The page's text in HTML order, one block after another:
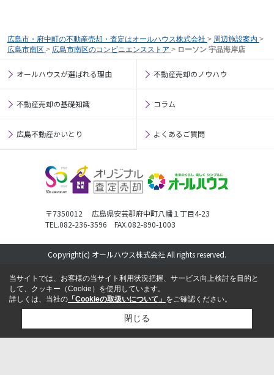
広島市・府中町の不動産売却・査定はオールハウス株式会社 > 周辺施設案内 >
広島市南区 > 広島市南区のコンビニエンスストア > ローソン 宇品海岸店
オールハウスが選ばれる理由 不動産売却のノウハウ
不動産売却の基礎知識 コラム
広島不動産かいとり よくあるご質問
〒7350012 広島県安芸郡府中町八幡１丁目4-23
TEL.082-236-3596 FAX.082-890-1003
Copyright(c) オールハウス株式会社 All rights reserved.
当サイトでは、お客様の当サイト利用状況把握、サービス向上検討を目的と
して、クッキー（Cookie）を使用しています。
詳しくは、当社の 「Cookieの取扱いについて」 をご確認ください。
閉じる